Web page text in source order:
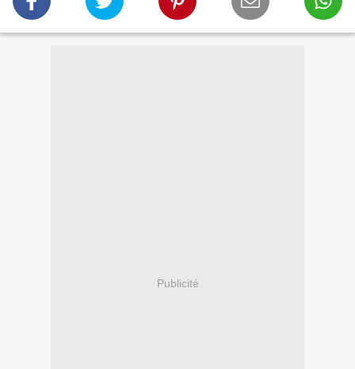
Publicité